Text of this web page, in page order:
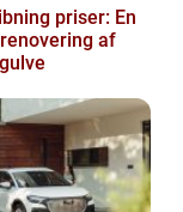
priser: En
af